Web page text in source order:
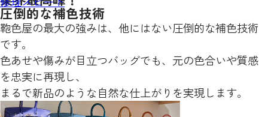
圧倒的な補色技術
鞄色屋の最大の強みは、他にはない圧倒的な補色技術
です。
色あせや傷みが目立つバッグでも、元の色合いや質感
を忠実に再現し、
まるで新品のような自然な仕上がりを実現します。